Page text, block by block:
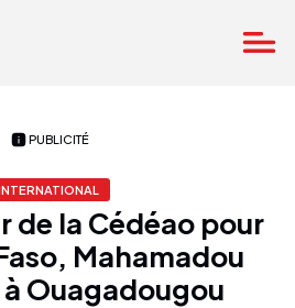
PUBLICITÉ
de la Cédéao pour
Mahamadou
Ouagadougou